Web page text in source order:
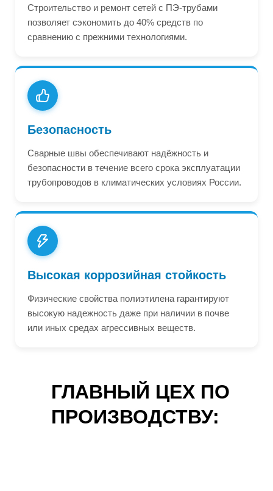
Строительство и ремонт сетей с ПЭ-трубами
позволяет сэкономить до 40% средств по
сравнению с прежними технологиями.
Безопасность
Сварные швы обеспечивают надёжность и
безопасности в течение всего срока эксплуатации
трубопроводов в климатических условиях России.
Высокая коррозийная стойкость
Физические свойства полиэтилена гарантируют
высокую надежность даже при наличии в почве
или иных средах агрессивных веществ.
ГЛАВНЫЙ ЦЕХ ПО
ПРОИЗВОДСТВУ: